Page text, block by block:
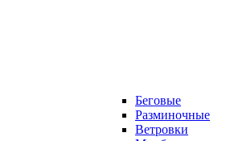
Беговые
Разминочные
Ветровки